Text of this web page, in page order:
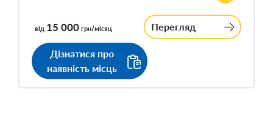
від 15 000 грн/місяц Перегляд
Дізнатися про
наявність місць